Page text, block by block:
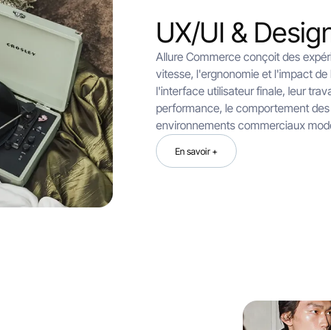
UX/UI &
Allure Commerce conçoit des
vitesse, l'ergnonomie et l'impact
l'interface utilisateur finale, leur
performance, le comportement
environnements commerciaux
En savoir +